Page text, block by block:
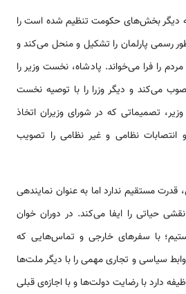
دیگر بخش‌های حکومت تنظیم شده است را
طور رسمی پارلمان را تشکیل و منحل می‌کند و
را فرا می‌خواند. پادشاه، نخست وزیر را
می‌کند و دیگر وزرا را با توصیه نخست
تصمیماتی که در شورای وزیران اتخاذ
نظامی و غیر نظامی را تصویب
قدرت مستقیم ندارد اما به عنوان نماینده­­ی
حیاتی را ایفا می‌کند. در دوران خوان
با سفرهای خارجی و تماس‌هایی که
سیاسی و تجاری مهمی را با دیگر ملت‌ها
دارد با رضایت دولت‌ها و با اجازه­­‌ی قبلی